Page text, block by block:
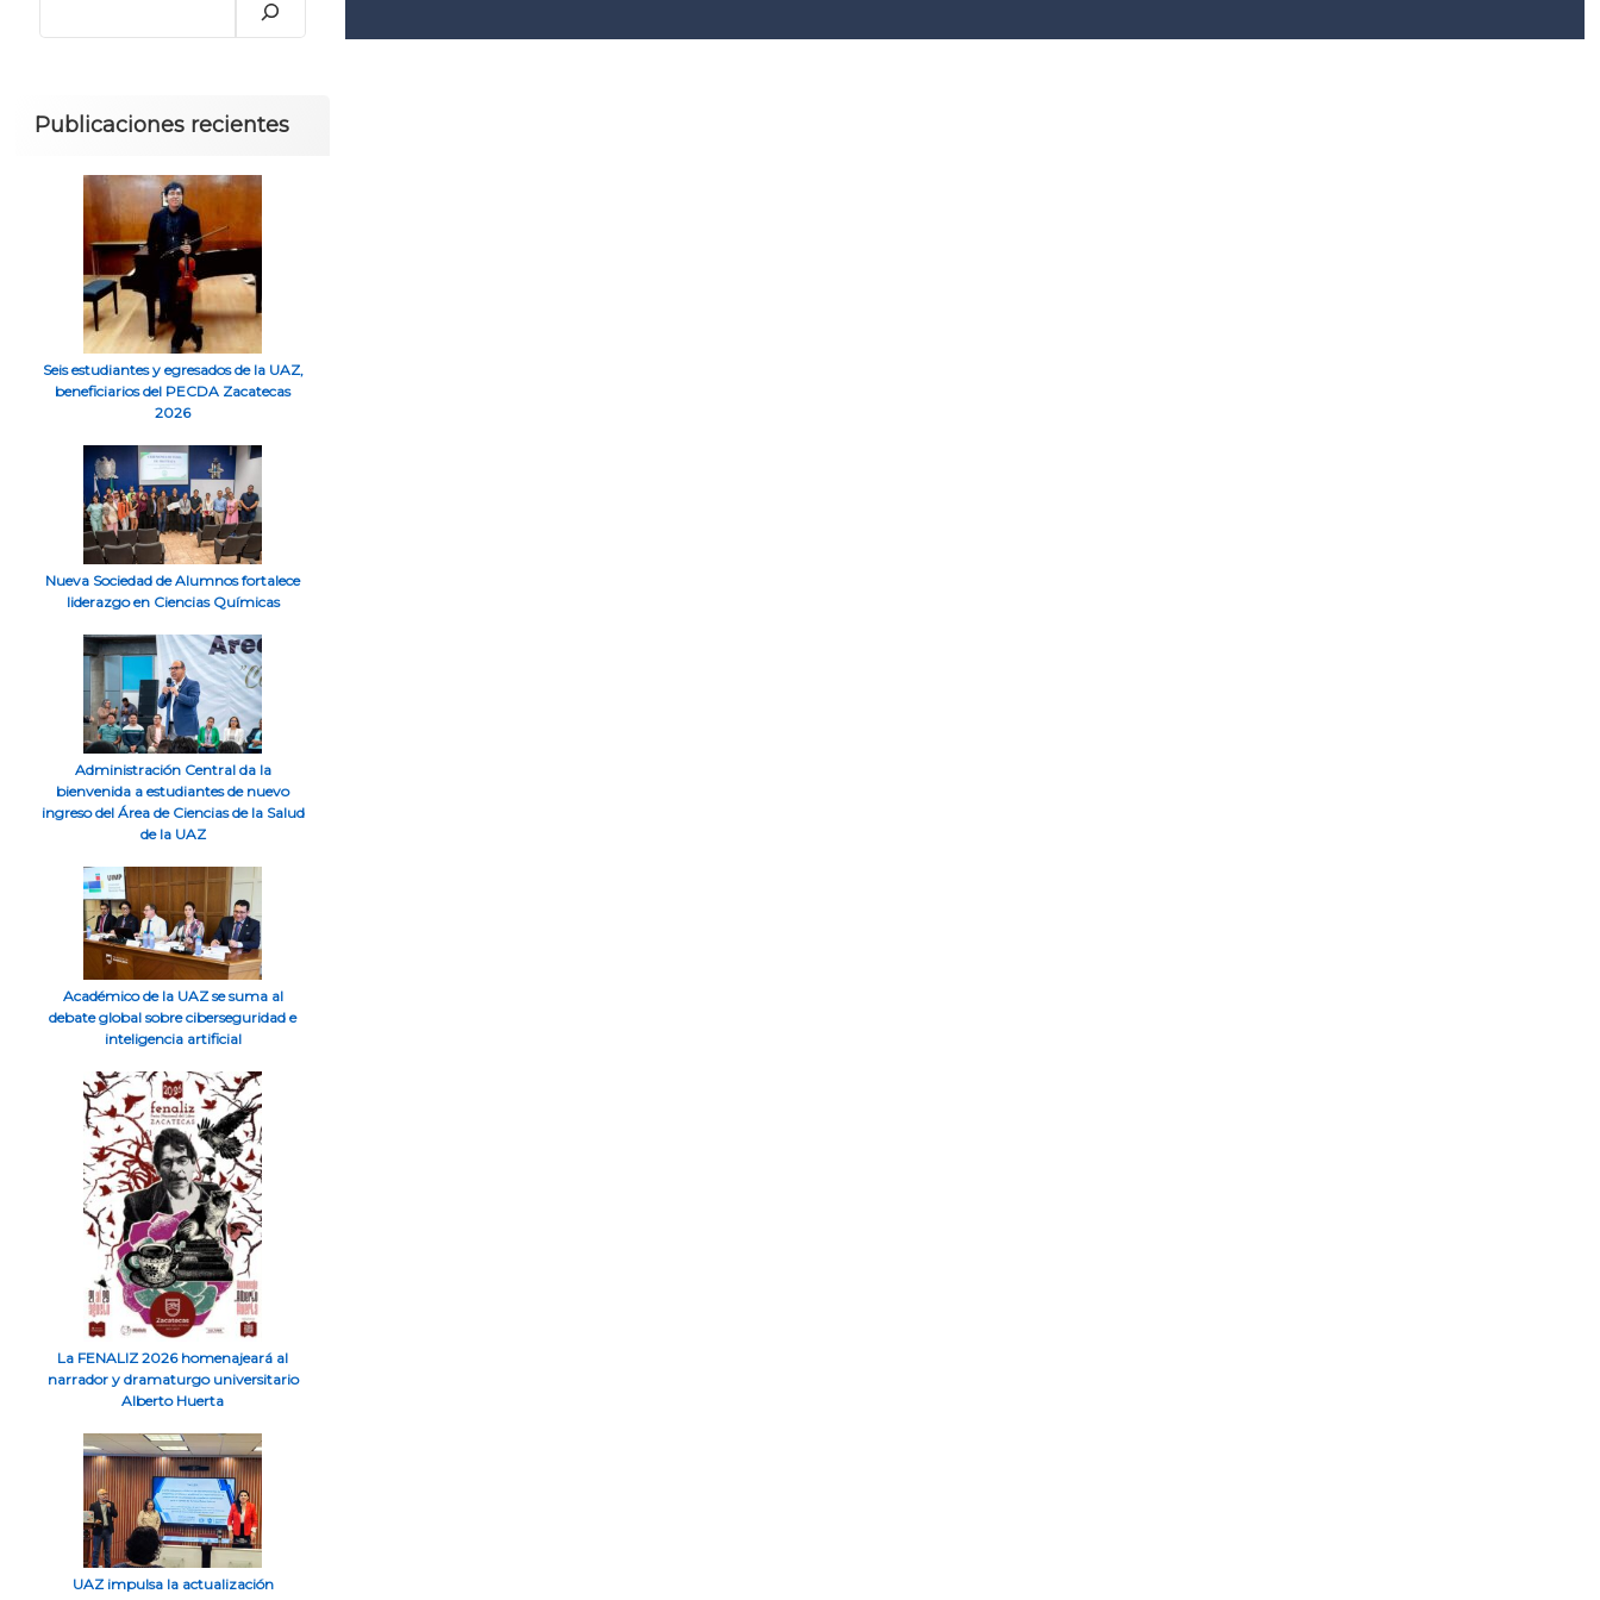
Publicaciones recientes
Seis estudiantes y egresados de la UAZ,
beneficiarios del PECDA Zacatecas
2026
Nueva Sociedad de Alumnos fortalece
liderazgo en Ciencias Químicas
Administración Central da la
bienvenida a estudiantes de nuevo
ingreso del Área de Ciencias de la Salud
de la UAZ
Académico de la UAZ se suma al
debate global sobre ciberseguridad e
inteligencia artificial
La FENALIZ 2026 homenajeará al
narrador y dramaturgo universitario
Alberto Huerta
UAZ impulsa la actualización